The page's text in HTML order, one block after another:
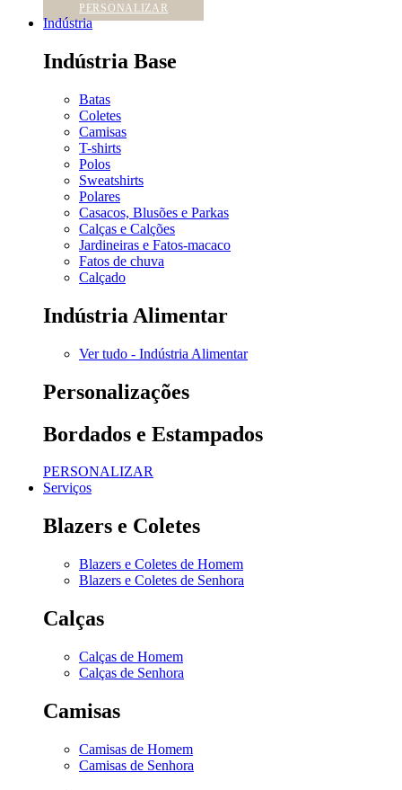
PERSONALIZAR
Indústria
Indústria Base
Batas
Coletes
Camisas
T-shirts
Polos
Sweatshirts
Polares
Casacos, Blusões e Parkas
Calças e Calções
Jardineiras e Fatos-macaco
Fatos de chuva
Calçado
Indústria Alimentar
Ver tudo - Indústria Alimentar
Personalizações
Bordados e Estampados
PERSONALIZAR
Serviços
Blazers e Coletes
Blazers e Coletes de Homem
Blazers e Coletes de Senhora
Calças
Calças de Homem
Calças de Senhora
Camisas
Camisas de Homem
Camisas de Senhora